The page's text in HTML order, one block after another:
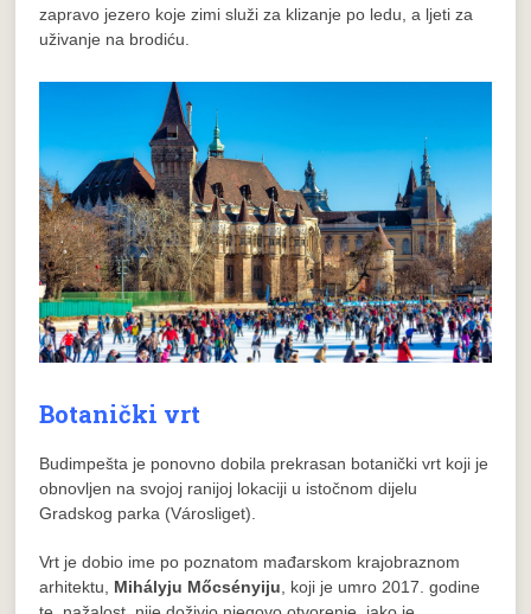
zapravo jezero koje zimi služi za klizanje po ledu, a ljeti za
uživanje na brodiću.
Botanički vrt
Budimpešta je ponovno dobila prekrasan botanički vrt koji je
obnovljen na svojoj ranijoj lokaciji u istočnom dijelu
Gradskog parka (Városliget).
Vrt je dobio ime po poznatom mađarskom krajobraznom
arhitektu, Mihályju Mőcsényiju , koji je umro 2017. godine